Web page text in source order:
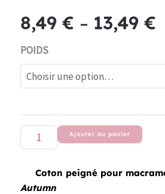
8,49€ – 13,49€
POIDS
quantité
Coton
peigné
macramé
3mm
Ajouter au panier
Coton peigné pour
Autumn